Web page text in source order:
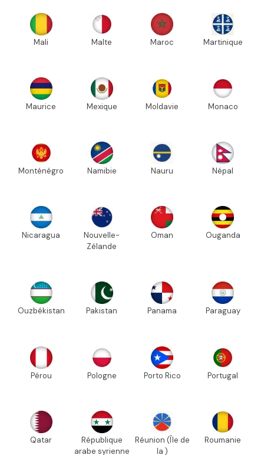
Mali Malte Maroc Martinique
Maurice Mexique Moldavie Monaco
Monténégro Namibie Nauru Népal
Nicaragua
Nouvelle-
Zélande
Oman Ouganda
Ouzbékistan Pakistan Panama Paraguay
Pérou Pologne Porto Rico Portugal
Qatar
République
arabe syrienne
Réunion (Île de
la )
Roumanie